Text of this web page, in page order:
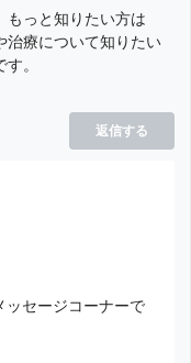
もっと知りたい方は
治療について知りたい
。
返信する
ッセージコーナーで